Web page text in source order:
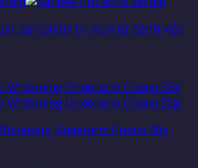
sản phẩm trị mụn từ bệnh viện
Underarm Cream 30g